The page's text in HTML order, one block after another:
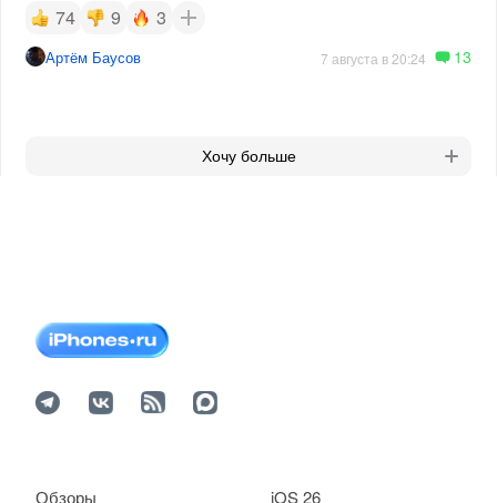
74 9 3
Артём Баусов 7 августа в 20:24 13
Хочу больше
iOS 26
Обзоры